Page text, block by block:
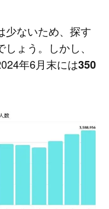
少ないため、探す
ょう。しかし、
年6月末には350